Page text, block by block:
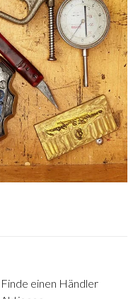
Finde einen Händler